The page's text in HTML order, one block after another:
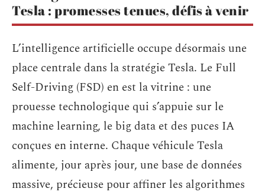
Tesla : promesses tenues, défis à venir
L’intelligence artificielle occupe désormais une
place centrale dans la stratégie Tesla. Le Full
Self-Driving (FSD) en est la vitrine : une
prouesse technologique qui s’appuie sur le
machine learning, le big data et des puces IA
conçues en interne. Chaque véhicule Tesla
alimente, jour après jour, une base de données
massive, précieuse pour affiner les algorithmes